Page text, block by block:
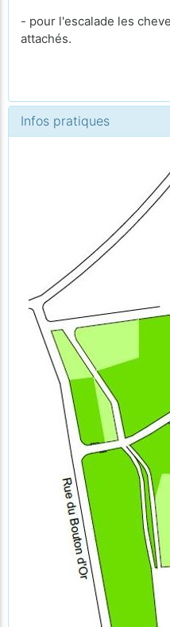
- pour l'escalade les
attachés.
Infos pratiques